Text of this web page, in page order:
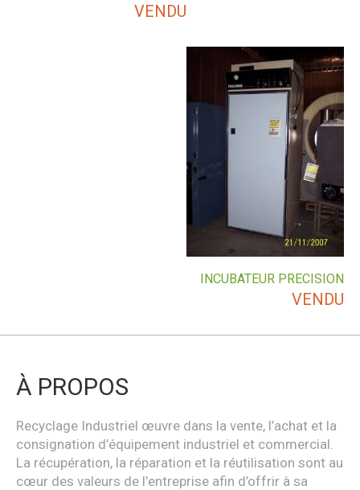
VENDU
INCUBATEUR PRECISION
VENDU
À PROPOS
Recyclage Industriel œuvre dans la vente, l’achat et la
consignation d’équipement industriel et commercial.
La récupération, la réparation et la réutilisation sont au
cœur des valeurs de l’entreprise afin d’offrir à sa